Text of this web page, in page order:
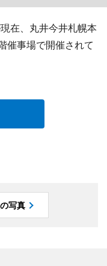
在、丸井今井札幌本
催事場で開催されて
写真